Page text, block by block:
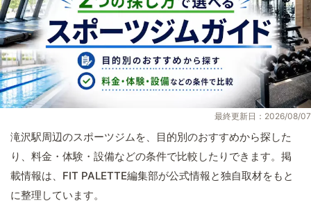
最終更新日：2026/08/07
滝沢駅周辺のスポーツジムを、目的別のおすすめから探した
り、料金・体験・設備などの条件で比較したりできます。掲
載情報は、FIT PALETTE編集部が公式情報と独自取材をもと
に整理しています。